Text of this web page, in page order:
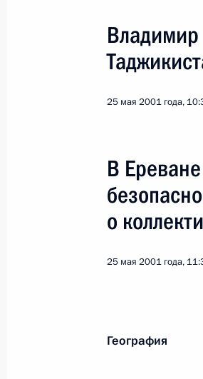
1 − 2
Владимир
25 мая 2001 года,
В
о
25 мая 2001 года,
География